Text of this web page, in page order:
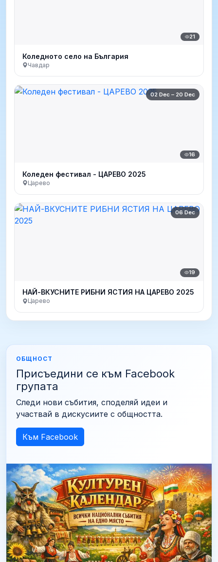
21
Коледното село на България
Чавдар
02 Dec – 20 Dec
16
Коледен фестивал - ЦАРЕВО 2025
Царево
06 Dec
19
НАЙ-ВКУСНИТЕ РИБНИ ЯСТИЯ НА ЦАРЕВО 2025
Царево
ОБЩНОСТ
Присъедини се към Facebook
групата
Следи нови събития, споделяй идеи и
участвай в дискусиите с общността.
Към Facebook